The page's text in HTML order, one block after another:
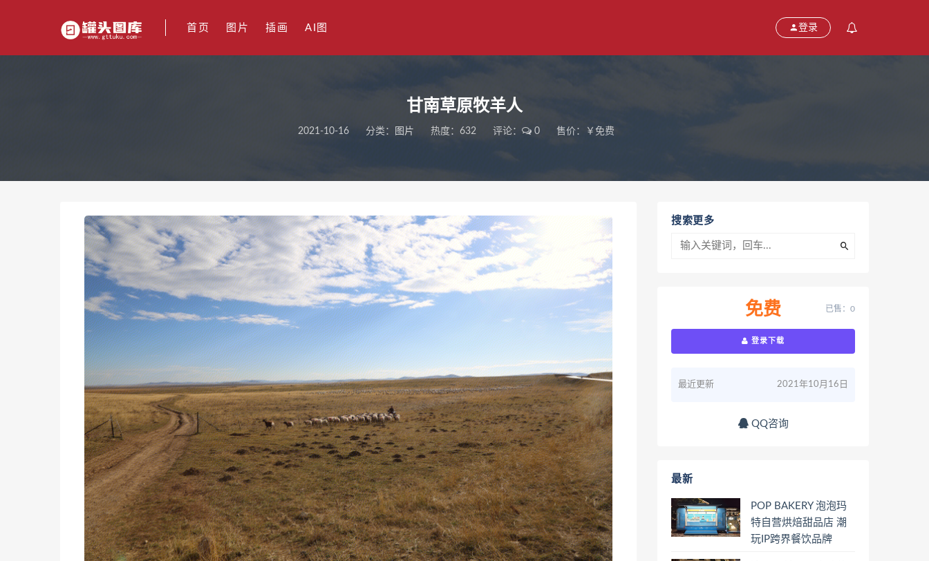
首页 图片 插画 AI图 登录
甘南草原牧羊人
2021-10-16 分类： 图片 热度：632 评论： 0 售价：￥免费
搜索更多
免费 已售：0
登录下载
最近更新 2021年10月16日
QQ咨询
最新
POP BAKERY 泡泡玛
特自营烘焙甜品店 潮
玩IP跨界餐饮品牌